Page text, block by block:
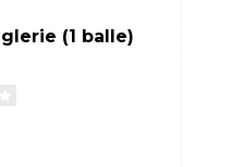
(1 balle)